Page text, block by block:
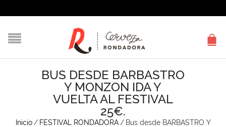
BUS DESDE BARBASTRO
Y MONZON IDA Y
VUELTA AL FESTIVAL
25€.
Inicio / FESTIVAL RONDADORA / Bus desde BARBASTRO Y